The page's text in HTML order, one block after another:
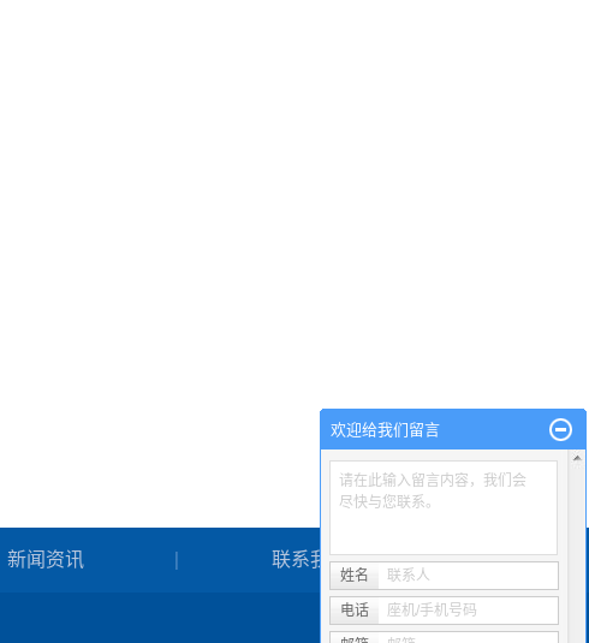
新闻资讯 联系我们
欢迎给我们留言
请在此输入留言内容，我们会
尽快与您联系。
姓名 联系人
电话 座机/手机号码